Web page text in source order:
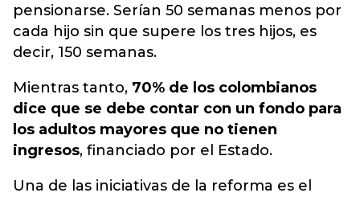
pensionarse. Serían 50 semanas menos por
cada hijo sin que supere los tres hijos, es
decir, 150 semanas.
Mientras tanto, 70% de los colombianos
dice que se debe contar con un fondo para
los adultos mayores que no tienen
ingresos, financiado por el Estado.
Una de las iniciativas de la reforma es el